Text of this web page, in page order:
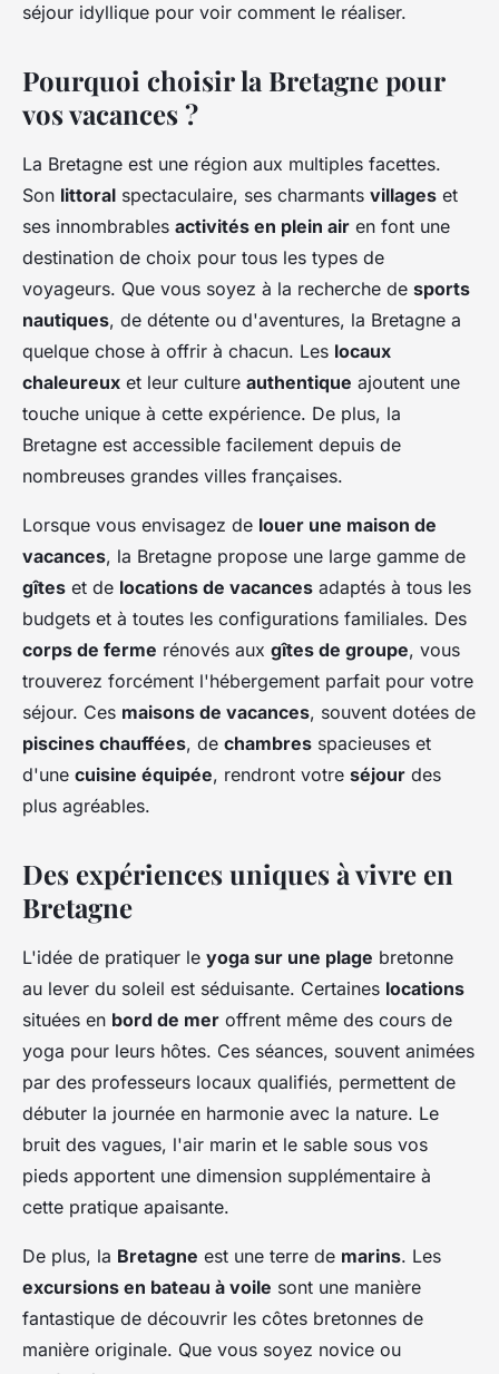
séjour idyllique pour voir comment le réaliser.
Pourquoi choisir la Bretagne pour
vos vacances ?
La Bretagne est une région aux multiples facettes.
Son littoral spectaculaire, ses charmants villages et
ses innombrables activités en plein air en font une
destination de choix pour tous les types de
voyageurs. Que vous soyez à la recherche de sports
nautiques, de détente ou d'aventures, la Bretagne a
quelque chose à offrir à chacun. Les locaux
chaleureux et leur culture authentique ajoutent une
touche unique à cette expérience. De plus, la
Bretagne est accessible facilement depuis de
nombreuses grandes villes françaises.
Lorsque vous envisagez de louer une maison de
vacances, la Bretagne propose une large gamme de
gîtes et de locations de vacances adaptés à tous les
budgets et à toutes les configurations familiales. Des
corps de ferme rénovés aux gîtes de groupe, vous
trouverez forcément l'hébergement parfait pour votre
séjour. Ces maisons de vacances, souvent dotées de
piscines chauffées, de chambres spacieuses et
d'une cuisine équipée, rendront votre séjour des
plus agréables.
Des expériences uniques à vivre en
Bretagne
L'idée de pratiquer le yoga sur une plage bretonne
au lever du soleil est séduisante. Certaines locations
situées en bord de mer offrent même des cours de
yoga pour leurs hôtes. Ces séances, souvent animées
par des professeurs locaux qualifiés, permettent de
débuter la journée en harmonie avec la nature. Le
bruit des vagues, l'air marin et le sable sous vos
pieds apportent une dimension supplémentaire à
cette pratique apaisante.
De plus, la Bretagne est une terre de marins. Les
excursions en bateau à voile sont une manière
fantastique de découvrir les côtes bretonnes de
manière originale. Que vous soyez novice ou